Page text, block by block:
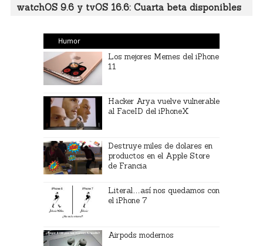
watchOS 9.6 y tvOS 16.6: Cuarta beta disponibles
Humor
Los mejores Memes del iPhone
11
Hacker Arya vuelve vulnerable
al FaceID del iPhoneX
Destruye miles de dolares en
productos en el Apple Store
de Francia
Literal…así nos quedamos con
el iPhone 7
Airpods modernos